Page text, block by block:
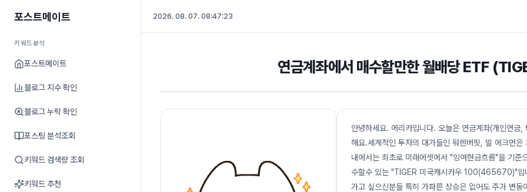
포스트메이트
키워드분석
포스트메이트
블로그 지수 확인
블로그 누락 확인
포스팅 분석조회
키워드 검색량 조회
키워드 추천
2026. 08. 07. 08:47:23
연금계좌에서 매수할만한 월배당 ETF
안녕하세요. 에리카입니다. 오늘은 연금계좌(개인연
해요.세계적인 투자의 대가들인 워렌버핏, 빌 에크먼
내에서는 최초로 미래에셋에서 "잉여현금흐름"을 기
수할수 있는 "TIGER 미국캐시카우 100(465670)"입
가고 싶으신분들 특히 가파른 상승은 없어도 주가 변